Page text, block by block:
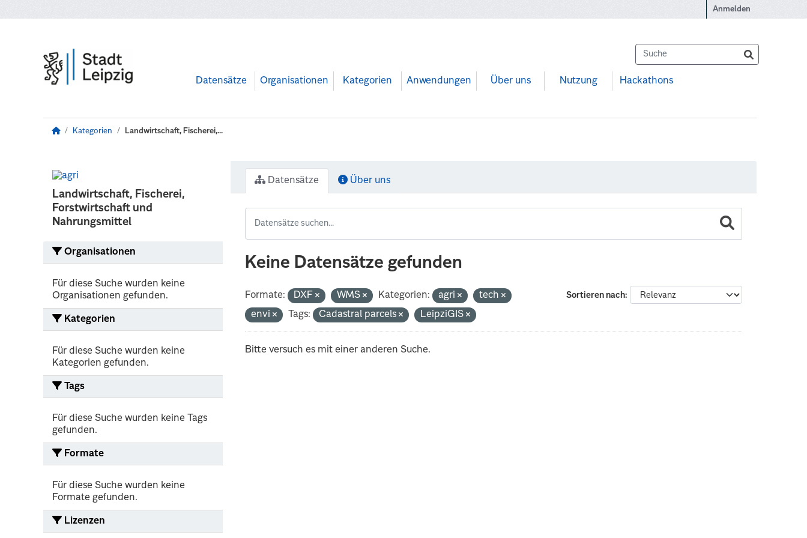
Anmelden
Datensätze Organisationen Kategorien Anwendungen Über uns Nutzung Hackathons
Kategorien Landwirtschaft, Fischerei,...
Landwirtschaft, Fischerei,
Forstwirtschaft und
Nahrungsmittel
Organisationen
Für diese Suche wurden keine
Organisationen gefunden.
Kategorien
Für diese Suche wurden keine
Kategorien gefunden.
Tags
Für diese Suche wurden keine Tags
gefunden.
Formate
Für diese Suche wurden keine
Formate gefunden.
Lizenzen
Datensätze Über uns
Keine Datensätze gefunden
Sortieren nach
Formate: DXF WMS Kategorien: agri
tech
envi
Tags: Cadastral parcels LeipziGIS
Bitte versuch es mit einer anderen Suche.